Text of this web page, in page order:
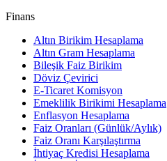
Finans
Altın Birikim Hesaplama
Altın Gram Hesaplama
Bileşik Faiz Birikim
Döviz Çevirici
E-Ticaret Komisyon
Emeklilik Birikimi Hesaplama
Enflasyon Hesaplama
Faiz Oranları (Günlük/Aylık)
Faiz Oranı Karşılaştırma
İhtiyaç Kredisi Hesaplama